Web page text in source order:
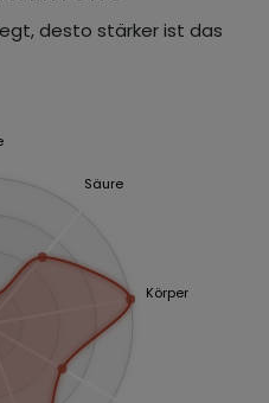
desto stärker ist das
Säure
Körper